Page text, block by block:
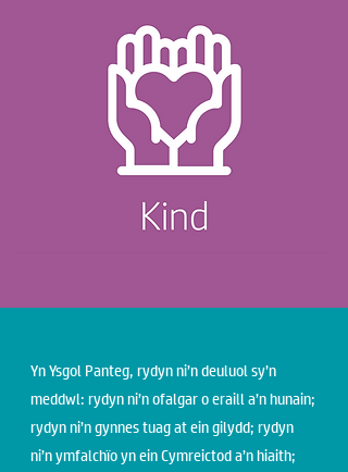
Yn Ysgol Panteg, rydyn ni’n deuluol sy’n
meddwl: rydyn ni’n ofalgar o eraill a’n hunain;
rydyn ni’n gynnes tuag at ein gilydd; rydyn
ni’n ymfalchïo yn ein Cymreictod a’n hiaith;